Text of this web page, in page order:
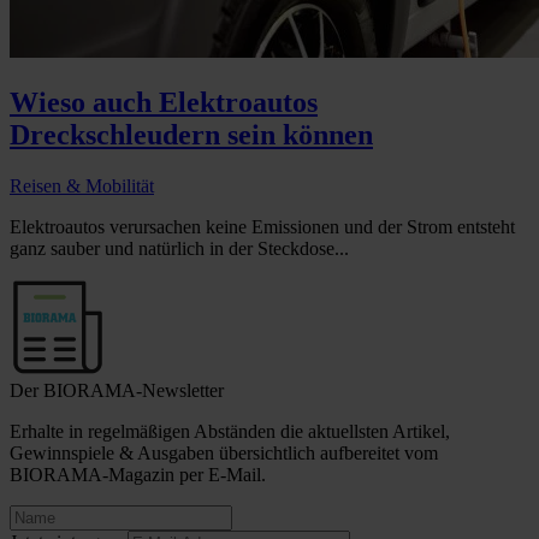
Wieso auch Elektroautos
Dreckschleudern sein können
Reisen & Mobilität
Elektroautos verursachen keine Emissionen und der Strom entsteht
ganz sauber und natürlich in der Steckdose...
Der BIORAMA-Newsletter
Erhalte in regelmäßigen Abständen die aktuellsten Artikel,
Gewinnspiele & Ausgaben übersichtlich aufbereitet vom
BIORAMA-Magazin per E-Mail.